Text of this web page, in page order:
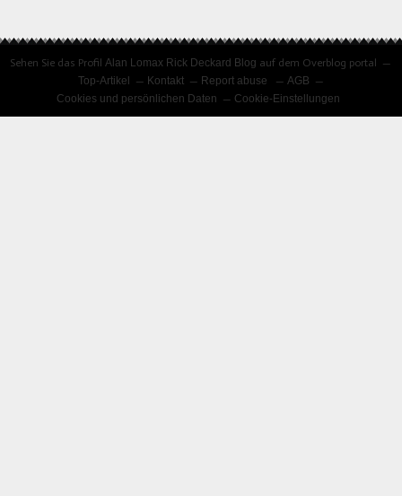
Sehen Sie das ProfilAlan Lomax Rick Deckard Blog auf dem Overblog portal
Top-Artikel
Kontakt Report abuse
AGB
Cookies und persönlichen Daten
Cookie-Einstellungen